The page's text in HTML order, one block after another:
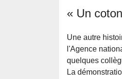
« Un
Une autre
l'Agence
quelques
La